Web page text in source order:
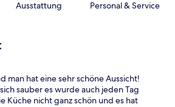
Ausstattung Personal & Service
man hat eine sehr schöne Aussicht!
sauber es wurde auch jeden Tag
Küche nicht ganz schön und es hat